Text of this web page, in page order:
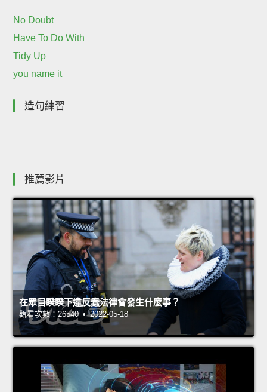
No Doubt
Have To Do With
Tidy Up
you name it
造句練習
推薦影片
在眾目睽睽下違反蠢法律會發生什麼事？
觀看次數：26540 • 2022-05-18